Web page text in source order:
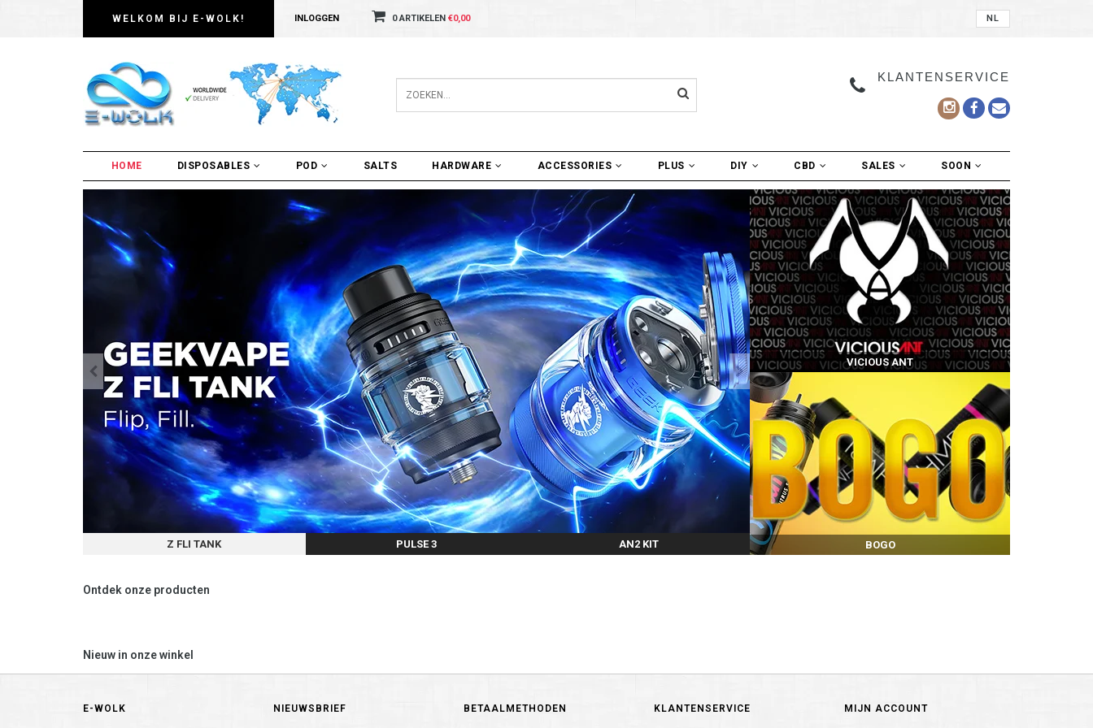
WELKOM BIJ E-WOLK! INLOGGEN 0 ARTIKELEN €0,00 NL
KLANTENSERVICE
HOME DISPOSABLES POD SALTS HARDWARE ACCESSORIES PLUS DIY CBD SALES SOON
Z FLI TANK PULSE 3 AN2 KIT
VICIOUS ANT
BOGO
Ontdek onze producten
Nieuw in onze winkel
E-WOLK NIEUWSBRIEF BETAALMETHODEN KLANTENSERVICE MIJN ACCOUNT